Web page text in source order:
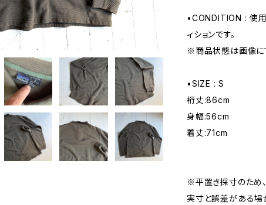
•CONDITION : 使
ィションです。
※商品状態は画像に
•SIZE : S
裄丈:86cm
身幅:56cm
着丈:71cm
※平置き採寸のため
実寸と誤差がある場